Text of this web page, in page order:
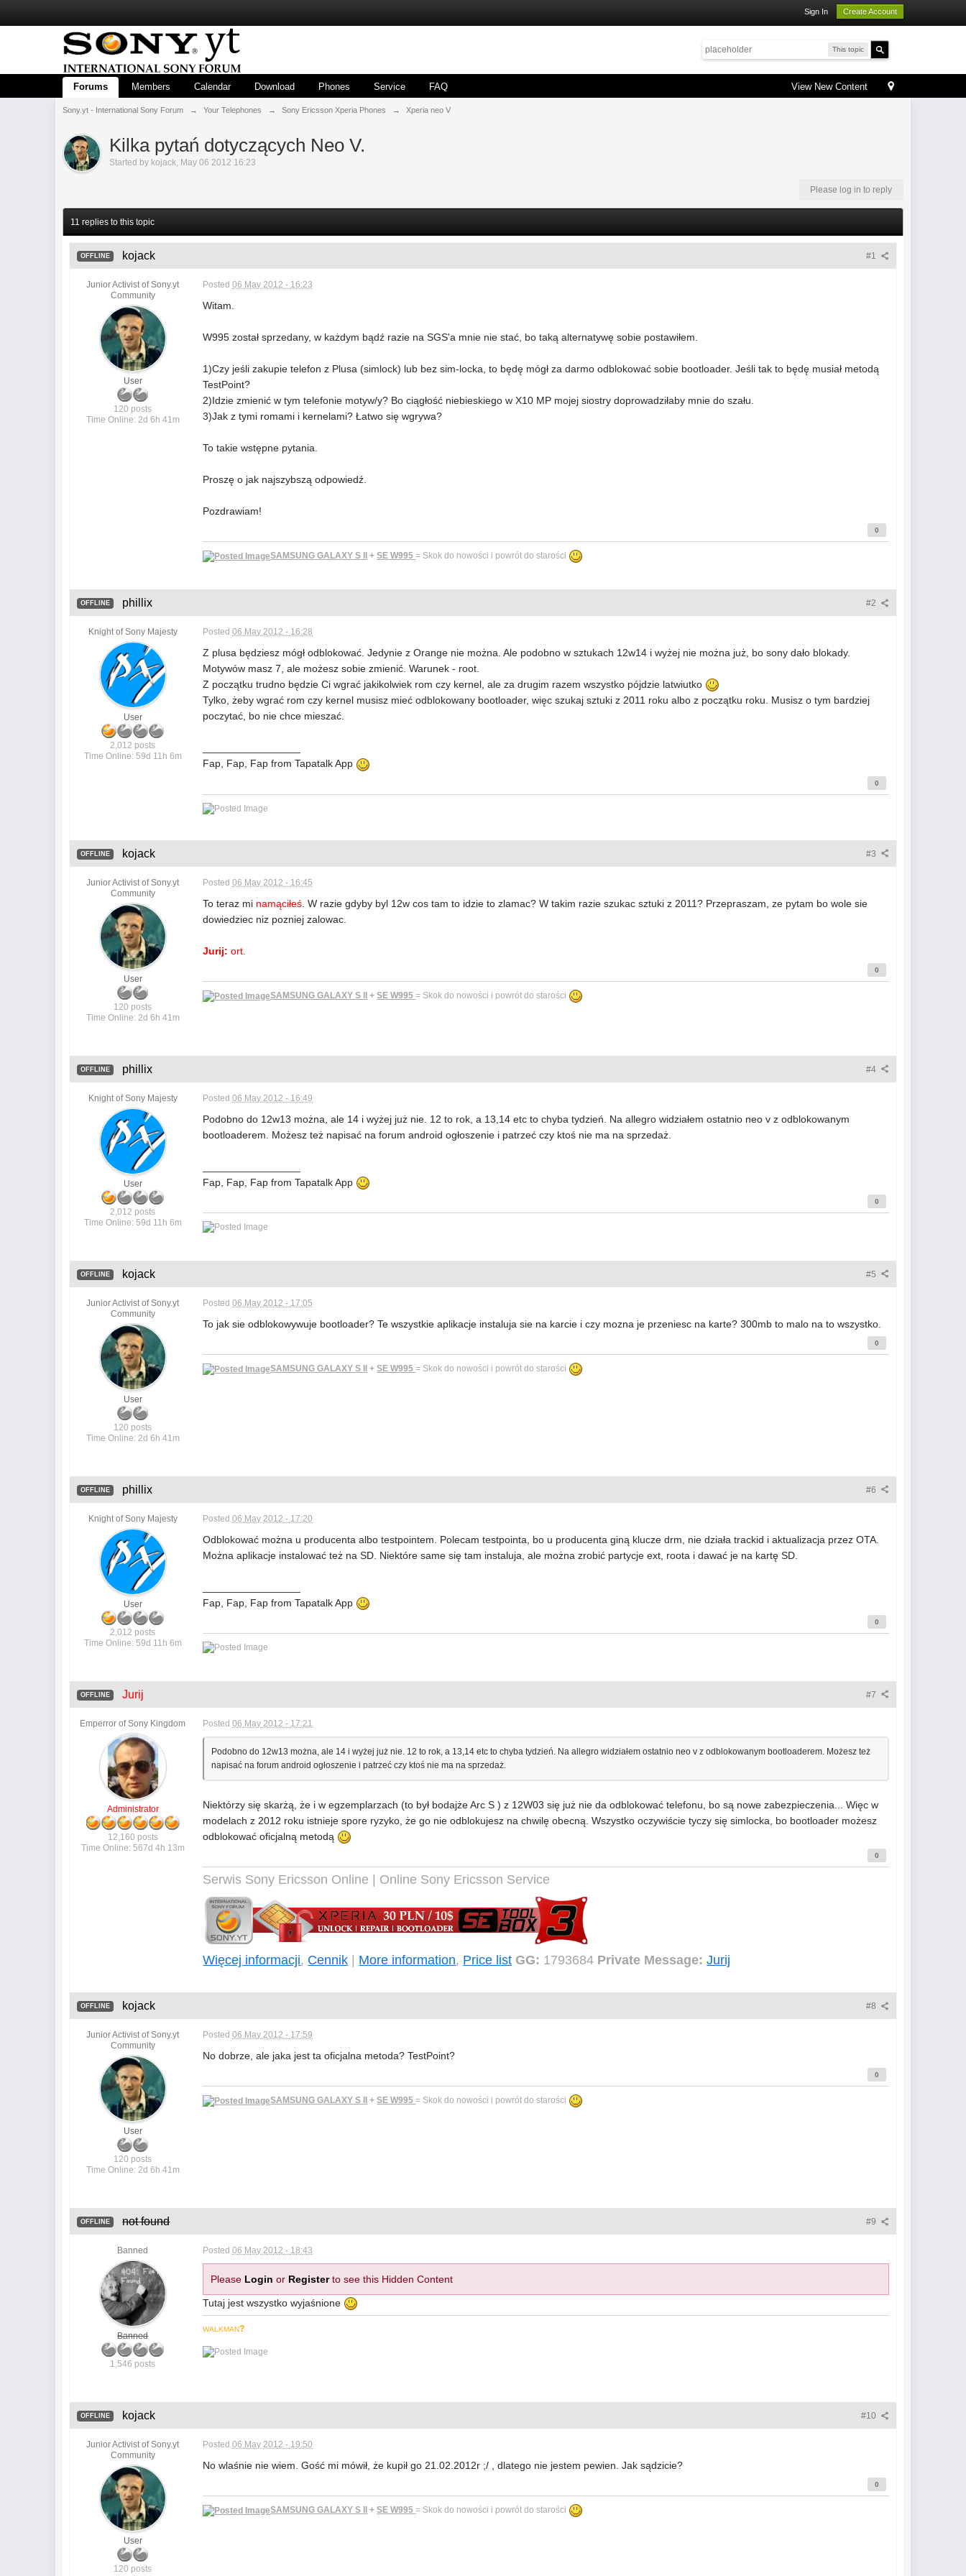
Sign In Create Account
This topic
View New Content
Forums Members Calendar Download Phones Service FAQ
Sony.yt - International Sony Forum → Your Telephones → Sony Ericsson Xperia Phones → Xperia neo V
Kilka pytań dotyczących Neo V.
Started by kojack, May 06 2012 16:23
Please log in to reply
11 replies to this topic
#1
OFFLINE kojack
Junior Activist of Sony.yt
Community
User
120 posts
Time Online: 2d 6h 41m
Posted06 May 2012 - 16:23
Witam.
W995 został sprzedany, w każdym bądź razie na SGS'a mnie nie stać, bo taką alternatywę sobie postawiłem.
1)Czy jeśli zakupie telefon z Plusa (simlock) lub bez sim-locka, to będę mógł za darmo odblokować sobie bootloader. Jeśli tak to będę musiał metodą
TestPoint?
2)Idzie zmienić w tym telefonie motyw/y? Bo ciągłość niebieskiego w X10 MP mojej siostry doprowadziłaby mnie do szału.
3)Jak z tymi romami i kernelami? Łatwo się wgrywa?
To takie wstępne pytania.
Proszę o jak najszybszą odpowiedź.
Pozdrawiam!
0
SAMSUNG GALAXY S II +SE W995= Skok do nowości i powrót do starości
#2
OFFLINE phillix
Knight of Sony Majesty
User
2,012 posts
Time Online: 59d 11h 6m
Posted06 May 2012 - 16:28
Z plusa będziesz mógł odblokować. Jedynie z Orange nie można. Ale podobno w sztukach 12w14 i wyżej nie można już, bo sony dało blokady.
Motywów masz 7, ale możesz sobie zmienić. Warunek - root.
Z początku trudno będzie Ci wgrać jakikolwiek rom czy kernel, ale za drugim razem wszystko pójdzie latwiutko
Tylko, żeby wgrać rom czy kernel musisz mieć odblokowany bootloader, więc szukaj sztuki z 2011 roku albo z początku roku. Musisz o tym bardziej
poczytać, bo nie chce mieszać.
Fap, Fap, Fap from Tapatalk App
0
#3
OFFLINE kojack
Junior Activist of Sony.yt
Community
User
120 posts
Time Online: 2d 6h 41m
Posted06 May 2012 - 16:45
To teraz mi namąciłeś . W razie gdyby byl 12w cos tam to idzie to zlamac? W takim razie szukac sztuki z 2011? Przepraszam, ze pytam bo wole sie
dowiedziec niz pozniej zalowac.
Jurij: ort.
0
SAMSUNG GALAXY S II + SE W995= Skok do nowości i powrót do starości
#4
OFFLINE phillix
Knight of Sony Majesty
User
2,012 posts
Time Online: 59d 11h 6m
Posted06 May 2012 - 16:49
Podobno do 12w13 można, ale 14 i wyżej już nie. 12 to rok, a 13,14 etc to chyba tydzień. Na allegro widziałem ostatnio neo v z odblokowanym
bootloaderem. Możesz też napisać na forum android ogłoszenie i patrzeć czy ktoś nie ma na sprzedaż.
Fap, Fap, Fap from Tapatalk App
0
#5
OFFLINE kojack
Junior Activist of Sony.yt
Community
User
120 posts
Time Online: 2d 6h 41m
Posted06 May 2012 - 17:05
To jak sie odblokowywuje bootloader? Te wszystkie aplikacje instaluja sie na karcie i czy mozna je przeniesc na karte? 300mb to malo na to wszystko.
0
SAMSUNG GALAXY S II + SE W995= Skok do nowości i powrót do starości
#6
OFFLINE phillix
Knight of Sony Majesty
User
2,012 posts
Time Online: 59d 11h 6m
Posted06 May 2012 - 17:20
Odblokować można u producenta albo testpointem. Polecam testpointa, bo u producenta giną klucze drm, nie działa trackid i aktualizacja przez OTA.
Można aplikacje instalować też na SD. Niektóre same się tam instaluja, ale można zrobić partycje ext, roota i dawać je na kartę SD.
Fap, Fap, Fap from Tapatalk App
0
#7
OFFLINE Jurij
Emperror of Sony Kingdom
Administrator
12,160 posts
Time Online: 567d 4h 13m
Posted06 May 2012 - 17:21
Podobno do 12w13 można, ale 14 i wyżej już nie. 12 to rok, a 13,14 etc to chyba tydzień. Na allegro widziałem ostatnio neo v z odblokowanym bootloaderem. Możesz też
napisać na forum android ogłoszenie i patrzeć czy ktoś nie ma na sprzedaż.
Niektórzy się skarżą, że i w egzemplarzach (to był bodajże Arc S ) z 12W03 się już nie da odblokować telefonu, bo są nowe zabezpieczenia... Więc w
modelach z 2012 roku istnieje spore ryzyko, że go nie odblokujesz na chwilę obecną. Wszystko oczywiście tyczy się simlocka, bo bootloader możesz
odblokować oficjalną metodą
0
Serwis Sony Ericsson Online | Online Sony Ericsson Service
Więcej informacji, Cennik | More information, Price list GG: 1793684 Private Message: Jurij
#8
OFFLINE kojack
Junior Activist of Sony.yt
Community
User
120 posts
Time Online: 2d 6h 41m
Posted06 May 2012 - 17:59
No dobrze, ale jaka jest ta oficjalna metoda? TestPoint?
0
SAMSUNG GALAXY S II +SE W995= Skok do nowości i powrót do starości
#9
OFFLINE not found
Banned
Banned
1,546 posts
Posted06 May 2012 - 18:43
Please Login or Registerto see this Hidden Content
Tutaj jest wszystko wyjaśnione
WALKMAN?
#10
OFFLINE kojack
Junior Activist of Sony.yt
Community
User
120 posts
Posted06 May 2012 - 19:50
No wlaśnie nie wiem. Gość mi mówił, że kupił go 21.02.2012r ;/ , dlatego nie jestem pewien. Jak sądzicie?
0
SAMSUNG GALAXY S II +SE W995= Skok do nowości i powrót do starości